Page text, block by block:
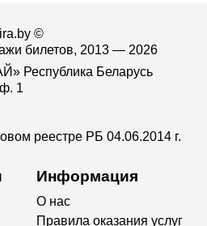
©
билетов, 2013 — 2026
Республика Беларусь
1
реестре РБ 04.06.2014 г.
Информация
О нас
Правила оказания услуг